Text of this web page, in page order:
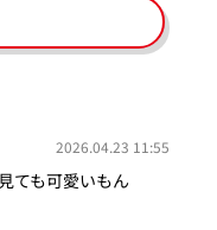
2026.04.23 11:55
ても可愛いもん